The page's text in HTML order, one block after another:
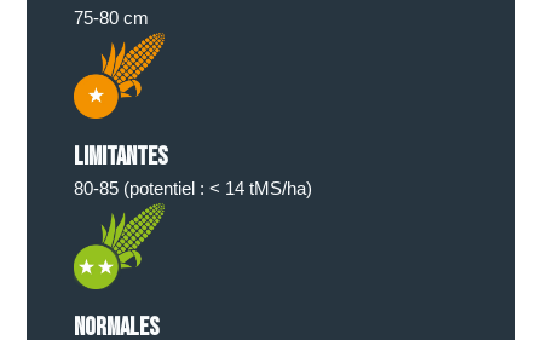
75-80 cm
Limitantes
80-85 (potentiel : < 14 tMS/ha)
Normales